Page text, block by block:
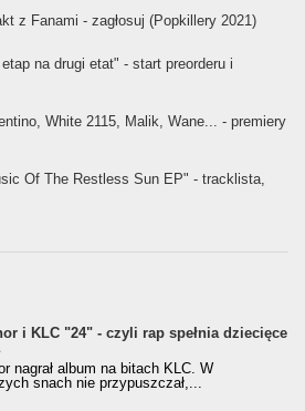
z Fanami - zagłosuj (Popkillery 2021)
na drugi etat" - start preorderu i
White 2115, Malik, Wane... - premiery
Of The Restless Sun EP" - tracklista,
i KLC "24" - czyli rap spełnia dziecięce
nagrał album na bitach KLC. W
snach nie przypuszczał,...